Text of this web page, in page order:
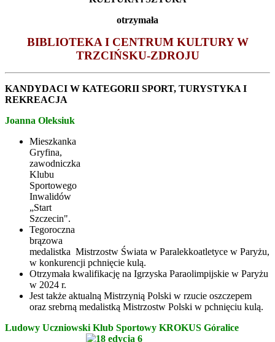
otrzymała
BIBLIOTEKA I CENTRUM KULTURY W
TRZCIŃSKU-ZDROJU
KANDYDACI W KATEGORII SPORT, TURYSTYKA I
REKREACJA
Joanna Oleksiuk
Mieszkanka
Gryfina,
zawodniczka
Klubu
Sportowego
Inwalidów
„Start
Szczecin".
Tegoroczna
brązowa
medalistka Mistrzostw Świata w Paralekkoatletyce w Paryżu,
w konkurencji pchnięcie kulą.
Otrzymała kwalifikację na Igrzyska Paraolimpijskie w Paryżu
w 2024 r.
Jest także aktualną Mistrzynią Polski w rzucie oszczepem
oraz srebrną medalistką Mistrzostw Polski w pchnięciu kulą.
Ludowy Uczniowski Klub Sportowy KROKUS Góralice